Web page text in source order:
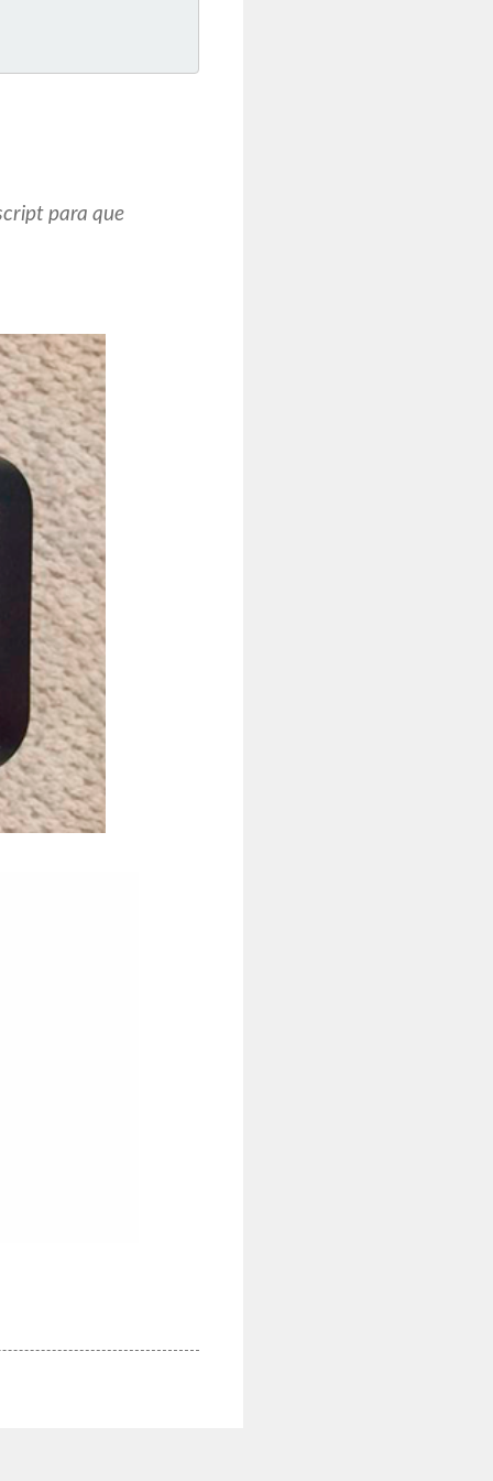
para que